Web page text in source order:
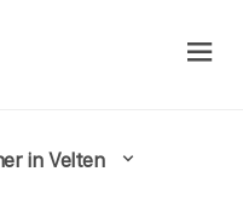
in Velten